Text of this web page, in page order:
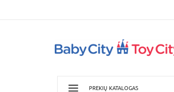
PREKIŲ KATALOGAS